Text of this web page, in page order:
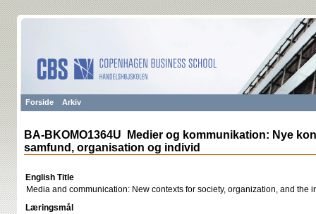
Forside Arkiv
BA-BKOMO1364U Medier og kommunikation: Nye
samfund, organisation og individ
English Title
Media and communication: New contexts for society, organization, and the
Læringsmål